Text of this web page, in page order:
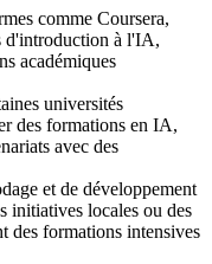
comme Coursera,
d'introduction à l'IA,
académiques
universités
des formations en IA,
avec des
et de développement
initiatives locales ou des
des formations intensives